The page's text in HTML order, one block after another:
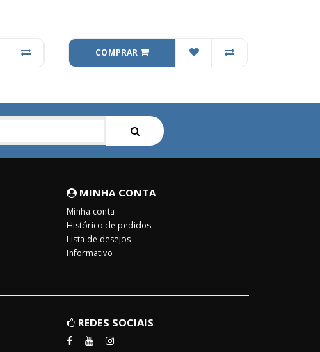
COMPRAR
MINHA CONTA
Minha conta
Histórico de pedidos
Lista de desejos
Informativo
REDES SOCIAIS